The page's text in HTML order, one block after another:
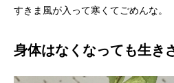
すきま風が入って寒くてごめんな。
身体はなくなっても生き